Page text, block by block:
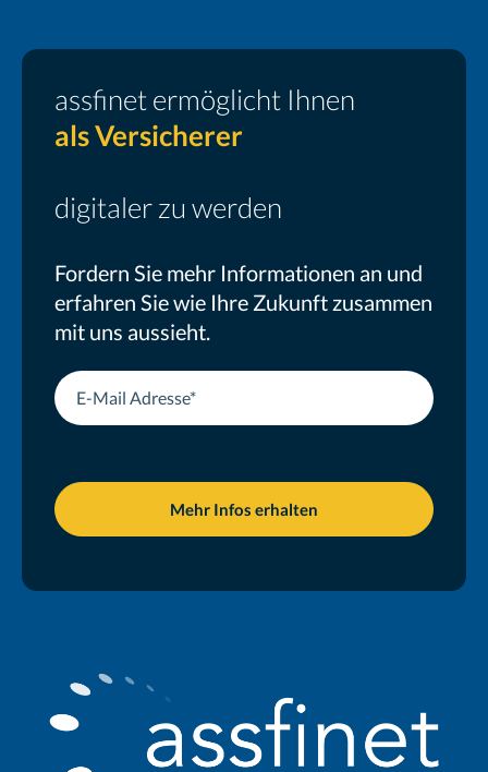
assfinet ermöglicht Ihnen
digitaler zu werden
Fordern Sie mehr Informationen an und
erfahren Sie wie Ihre Zukunft zusammen
mit uns aussieht.